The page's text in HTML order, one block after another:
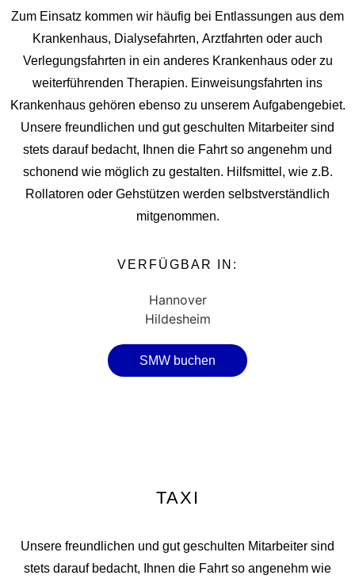
Zum Einsatz kommen wir häufig bei Entlassungen aus dem
Krankenhaus, Dialysefahrten, Arztfahrten oder auch
Verlegungsfahrten in ein anderes Krankenhaus oder zu
weiterführenden Therapien. Einweisungsfahrten ins
Krankenhaus gehören ebenso zu unserem Aufgabengebiet.
Unsere freundlichen und gut geschulten Mitarbeiter sind
stets darauf bedacht, Ihnen die Fahrt so angenehm und
schonend wie möglich zu gestalten. Hilfsmittel, wie z.B.
Rollatoren oder Gehstützen werden selbstverständlich
mitgenommen.
VERFÜGBAR IN:
Hannover
Hildesheim
SMW buchen
TAXI
Unsere freundlichen und gut geschulten Mitarbeiter sind
stets darauf bedacht, Ihnen die Fahrt so angenehm wie